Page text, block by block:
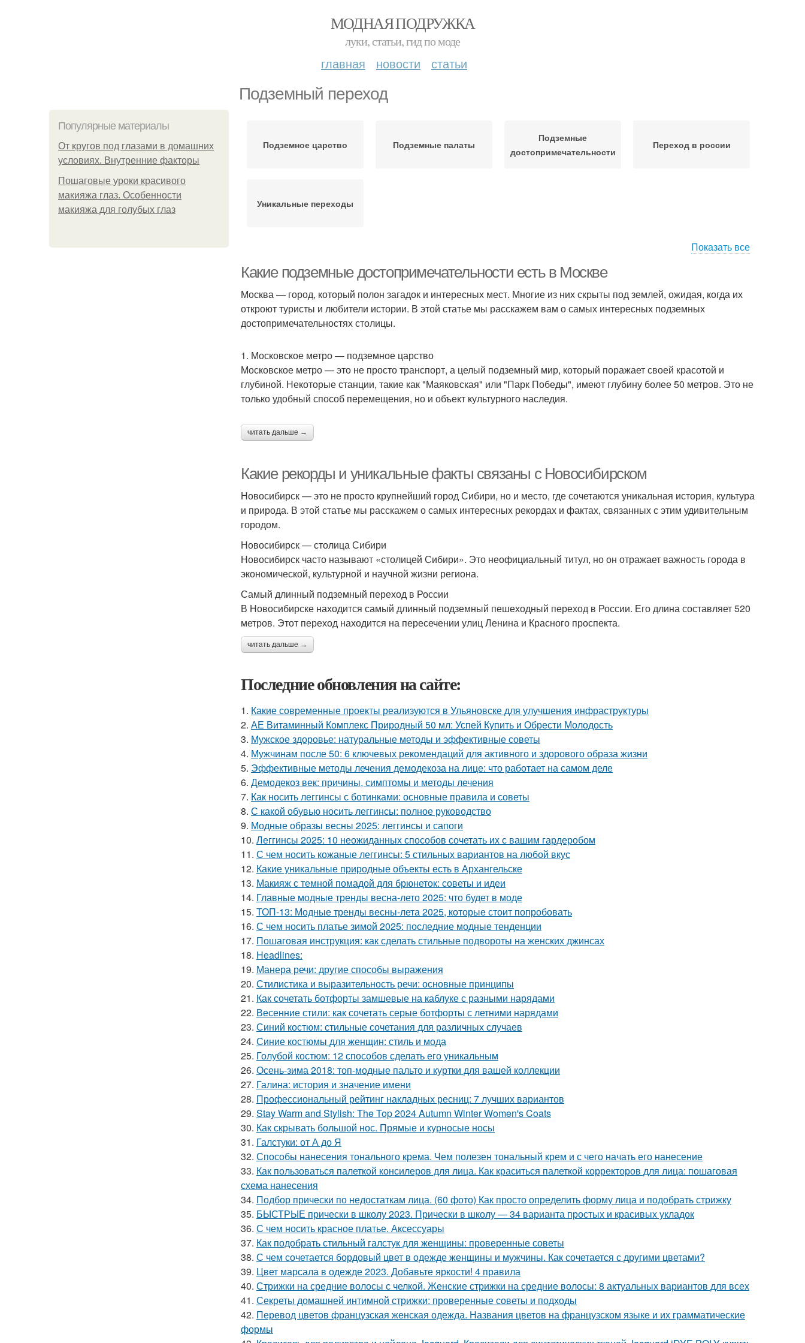
МОДНАЯ ПОДРУЖКА
луки, статьи, гид по моде
главная новости статьи
Подземный переход
Популярные материалы
От кругов под глазами в домашних
условиях. Внутренние факторы
Пошаговые уроки красивого
макияжа глаз. Особенности
макияжа для голубых глаз
Подземное царство Подземные палаты
Подземные
достопримечательности
Переход в россии
Уникальные переходы
Показать все
Какие подземные достопримечательности есть в Москве
Москва — город, который полон загадок и интересных мест. Многие из них скрыты под землей, ожидая, когда их
откроют туристы и любители истории. В этой статье мы расскажем вам о самых интересных подземных
достопримечательностях столицы.
1. Московское метро — подземное царство
Московское метро — это не просто транспорт, а целый подземный мир, который поражает своей красотой и
глубиной. Некоторые станции, такие как "Маяковская" или "Парк Победы", имеют глубину более 50 метров. Это не
только удобный способ перемещения, но и объект культурного наследия.
читать дальше →
Какие рекорды и уникальные факты связаны с Новосибирском
Новосибирск — это не просто крупнейший город Сибири, но и место, где сочетаются уникальная история, культура
и природа. В этой статье мы расскажем о самых интересных рекордах и фактах, связанных с этим удивительным
городом.
Новосибирск — столица Сибири
Новосибирск часто называют «столицей Сибири». Это неофициальный титул, но он отражает важность города в
экономической, культурной и научной жизни региона.
Самый длинный подземный переход в России
В Новосибирске находится самый длинный подземный пешеходный переход в России. Его длина составляет 520
метров. Этот переход находится на пересечении улиц Ленина и Красного проспекта.
читать дальше →
Последние обновления на сайте:
1. Какие современные проекты реализуются в Ульяновске для улучшения инфраструктуры
2. АЕ Витаминный Комплекс Природный 50 мл: Успей Купить и Обрести Молодость
3. Мужское здоровье: натуральные методы и эффективные советы
4. Мужчинам после 50: 6 ключевых рекомендаций для активного и здорового образа жизни
5. Эффективные методы лечения демодекоза на лице: что работает на самом деле
6. Демодекоз век: причины, симптомы и методы лечения
7. Как носить леггинсы с ботинками: основные правила и советы
8. С какой обувью носить леггинсы: полное руководство
9. Модные образы весны 2025: леггинсы и сапоги
10. Леггинсы 2025: 10 неожиданных способов сочетать их с вашим гардеробом
11. С чем носить кожаные леггинсы: 5 стильных вариантов на любой вкус
12. Какие уникальные природные объекты есть в Архангельске
13. Макияж с темной помадой для брюнеток: советы и идеи
14. Главные модные тренды весна-лето 2025: что будет в моде
15. ТОП-13: Модные тренды весны-лета 2025, которые стоит попробовать
16. С чем носить платье зимой 2025: последние модные тенденции
17. Пошаговая инструкция: как сделать стильные подвороты на женских джинсах
18. Headlines:
19. Манера речи: другие способы выражения
20. Стилистика и выразительность речи: основные принципы
21. Как сочетать ботфорты замшевые на каблуке с разными нарядами
22. Весенние стили: как сочетать серые ботфорты с летними нарядами
23. Синий костюм: стильные сочетания для различных случаев
24. Синие костюмы для женщин: стиль и мода
25. Голубой костюм: 12 способов сделать его уникальным
26. Осень-зима 2018: топ-модные пальто и куртки для вашей коллекции
27. Галина: история и значение имени
28. Профессиональный рейтинг накладных ресниц: 7 лучших вариантов
29. Stay Warm and Stylish: The Top 2024 Autumn Winter Women's Coats
30. Как скрывать большой нос. Прямые и курносые носы
31. Галстуки: от А до Я
32. Способы нанесения тонального крема. Чем полезен тональный крем и с чего начать его нанесение
33. Как пользоваться палеткой консилеров для лица. Как краситься палеткой корректоров для лица: пошаговая
схема нанесения
34. Подбор прически по недостаткам лица. (60 фото) Как просто определить форму лица и подобрать стрижку
35. БЫСТРЫЕ прически в школу 2023. Прически в школу — 34 варианта простых и красивых укладок
36. С чем носить красное платье. Аксессуары
37. Как подобрать стильный галстук для женщины: проверенные советы
38. С чем сочетается бордовый цвет в одежде женщины и мужчины. Как сочетается с другими цветами?
39. Цвет марсала в одежде 2023. Добавьте яркости! 4 правила
40. Стрижки на средние волосы с челкой. Женские стрижки на средние волосы: 8 актуальных вариантов для всех
41. Секреты домашней интимной стрижки: проверенные советы и подходы
42. Перевод цветов французская женская одежда. Названия цветов на французском языке и их грамматические
формы